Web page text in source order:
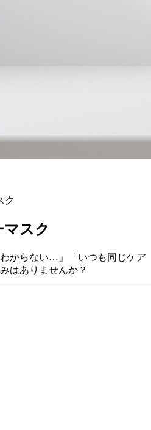
ク
スク
わからない…」「いつも同じケア
はありませんか？